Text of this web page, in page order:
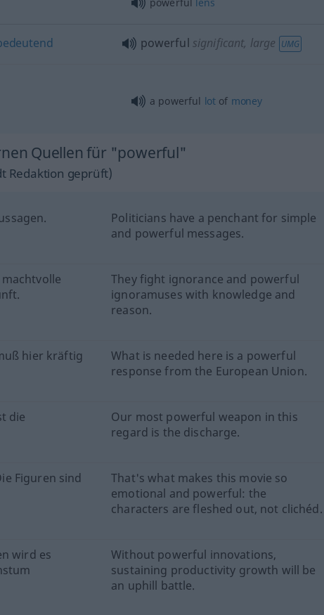
powerful significant, large UMG
a powerful lot of money
Quellen für "powerful"
Redaktion geprüft)
Politicians have a penchant for simple
and powerful messages.
They fight ignorance and powerful
ignoramuses with knowledge and
reason.
hier kräftig
What is needed here is a powerful
response from the European Union.
die
Our most powerful weapon in this
regard is the discharge.
Figuren sind
That's what makes this movie so
emotional and powerful: the
characters are fleshed out, not clichéd.
wird es
Without powerful innovations,
sustaining productivity growth will be
an uphill battle.